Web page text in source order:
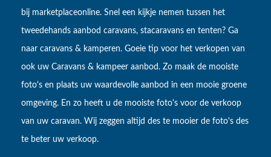
bij marketplaceonline. Snel een kijkje nemen tussen het
tweedehands aanbod caravans, stacaravans en tenten? Ga
naar caravans & kamperen. Goeie tip voor het verkopen van
ook uw Caravans & kampeer aanbod. Zo maak de mooiste
foto's en plaats uw waardevolle aanbod in een mooie groene
omgeving. En zo heeft u de mooiste foto's voor de verkoop
van uw caravan. Wij zeggen altijd des te mooier de foto's des
te beter uw verkoop.